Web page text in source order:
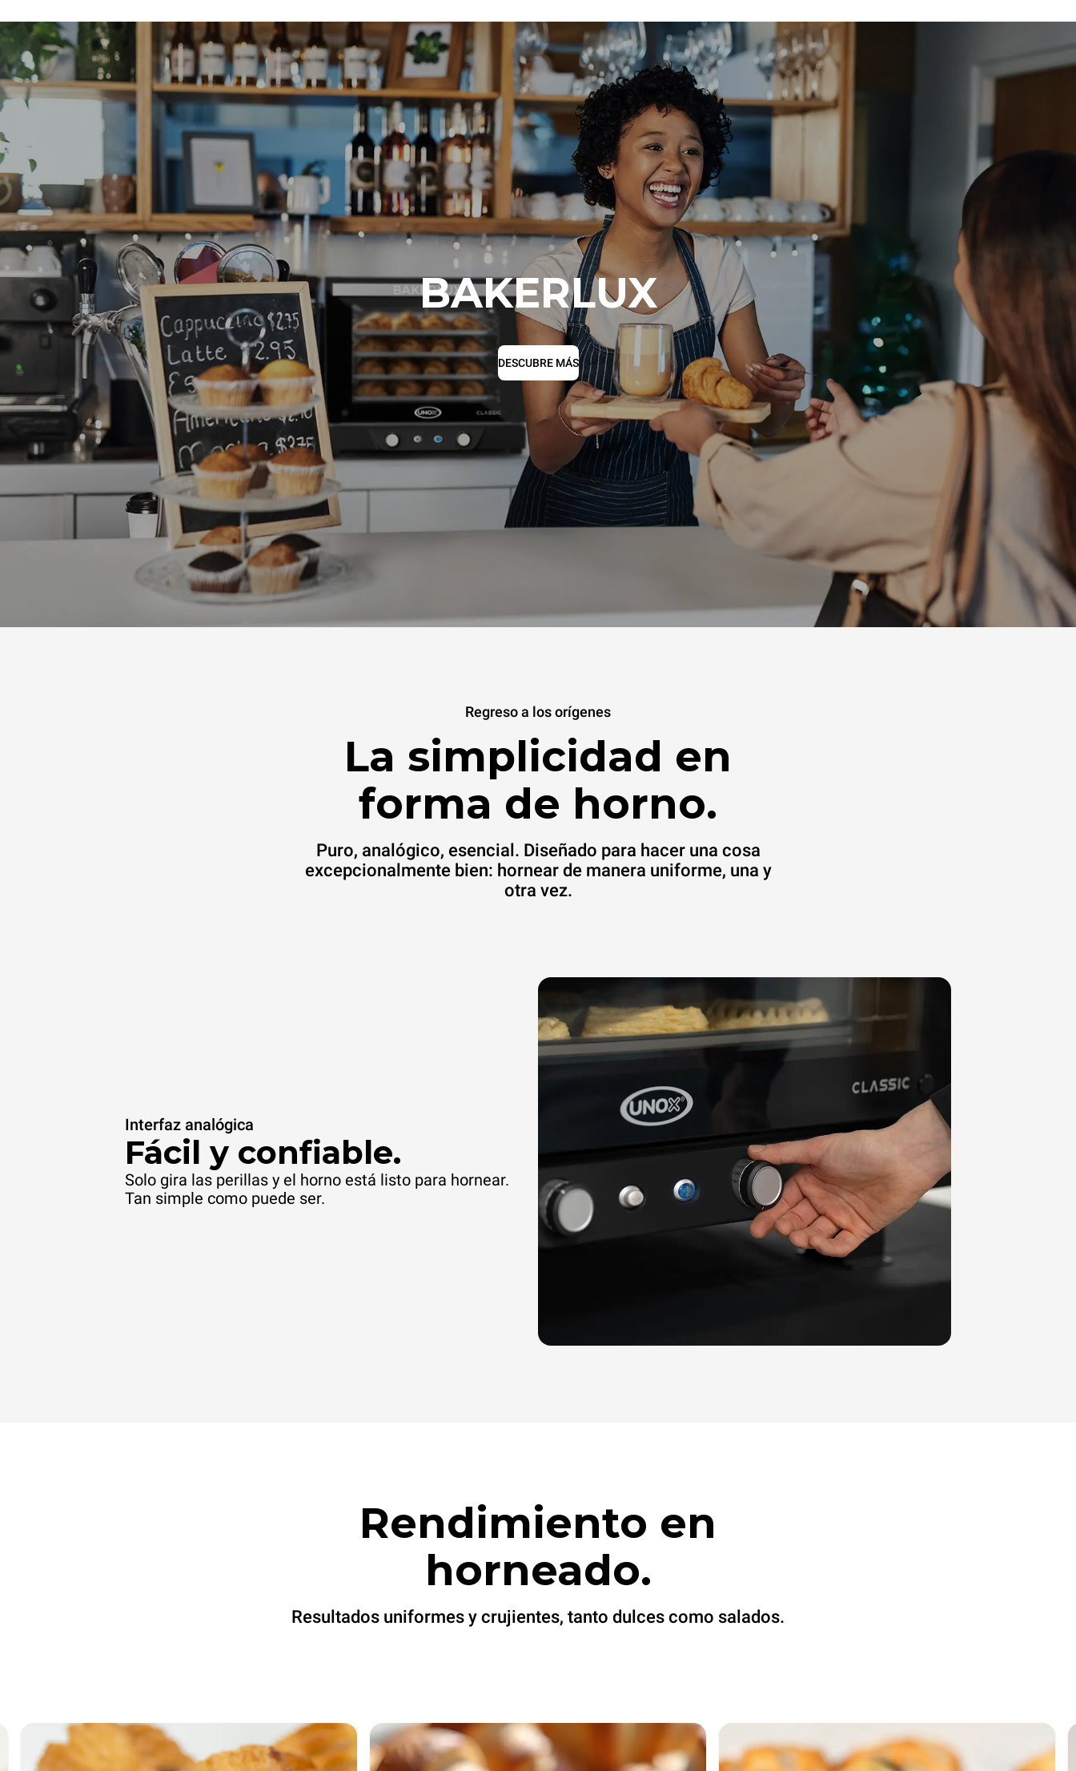
BAKERLUX
DESCUBRE MÁS
Regreso a los orígenes
La simplicidad en
forma de horno.
Puro, analógico, esencial. Diseñado para hacer una cosa
excepcionalmente bien: hornear de manera uniforme, una y
otra vez.
Interfaz analógica
Fácil y confiable.
Solo gira las perillas y el horno está listo para hornear.
Tan simple como puede ser.
Rendimiento en
horneado.
Resultados uniformes y crujientes, tanto dulces como salados.